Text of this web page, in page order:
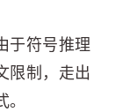
于符号推理
限制，走出